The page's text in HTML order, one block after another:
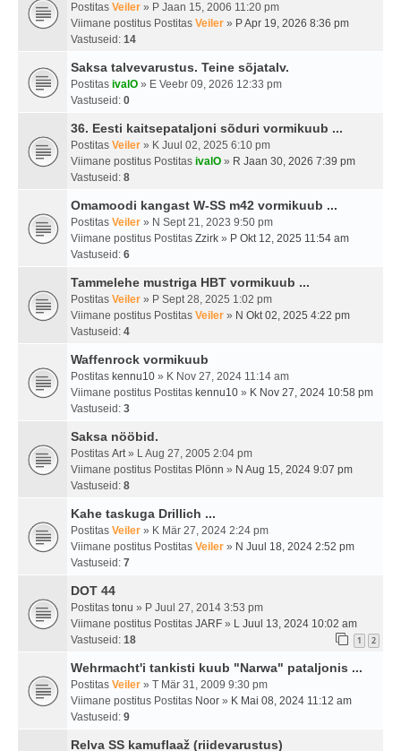
Postitas Veiler » P Jaan 15, 2006 11:20 pm
Viimane postitus Postitas Veiler » P Apr 19, 2026 8:36 pm
Vastuseid: 14
Saksa talvevarustus. Teine sõjatalv.
Postitas ivalO » E Veebr 09, 2026 12:33 pm
Vastuseid: 0
36. Eesti kaitsepataljoni sõduri vormikuub ...
Postitas Veiler » K Juul 02, 2025 6:10 pm
Viimane postitus Postitas ivalO » R Jaan 30, 2026 7:39 pm
Vastuseid: 8
Omamoodi kangast W-SS m42 vormikuub ...
Postitas Veiler » N Sept 21, 2023 9:50 pm
Viimane postitus Postitas Zzirk » P Okt 12, 2025 11:54 am
Vastuseid: 6
Tammelehe mustriga HBT vormikuub ...
Postitas Veiler » P Sept 28, 2025 1:02 pm
Viimane postitus Postitas Veiler » N Okt 02, 2025 4:22 pm
Vastuseid: 4
Waffenrock vormikuub
Postitas kennu10 » K Nov 27, 2024 11:14 am
Viimane postitus Postitas kennu10 » K Nov 27, 2024 10:58 pm
Vastuseid: 3
Saksa nööbid.
Postitas Art» L Aug 27, 2005 2:04 pm
Viimane postitus Postitas Plönn » N Aug 15, 2024 9:07 pm
Vastuseid: 8
Kahe taskuga Drillich ...
Postitas Veiler » K Mär 27, 2024 2:24 pm
Viimane postitus Postitas Veiler » N Juul 18, 2024 2:52 pm
Vastuseid: 7
DOT 44
Postitas tonu » P Juul 27, 2014 3:53 pm
Viimane postitus Postitas JARF » L Juul 13, 2024 10:02 am
Vastuseid: 18 1 2
Wehrmacht'i tankisti kuub "Narwa" pataljonis ...
Postitas Veiler » T Mär 31, 2009 9:30 pm
Viimane postitus Postitas Noor » K Mai 08, 2024 11:12 am
Vastuseid: 9
Relva SS kamuflaaž (riidevarustus)